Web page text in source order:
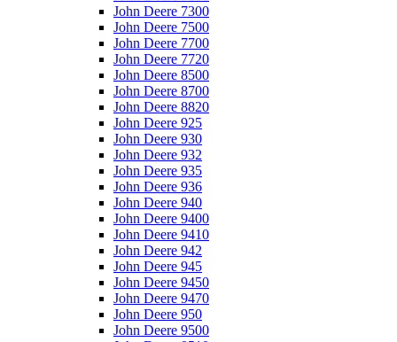
John Deere 7300
John Deere 7500
John Deere 7700
John Deere 7720
John Deere 8500
John Deere 8700
John Deere 8820
John Deere 925
John Deere 930
John Deere 932
John Deere 935
John Deere 936
John Deere 940
John Deere 9400
John Deere 9410
John Deere 942
John Deere 945
John Deere 9450
John Deere 9470
John Deere 950
John Deere 9500